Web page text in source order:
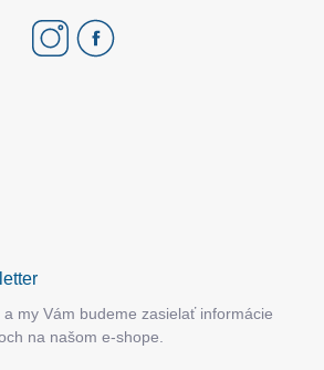
my Vám budeme zasielať informácie
na našom e-shope.